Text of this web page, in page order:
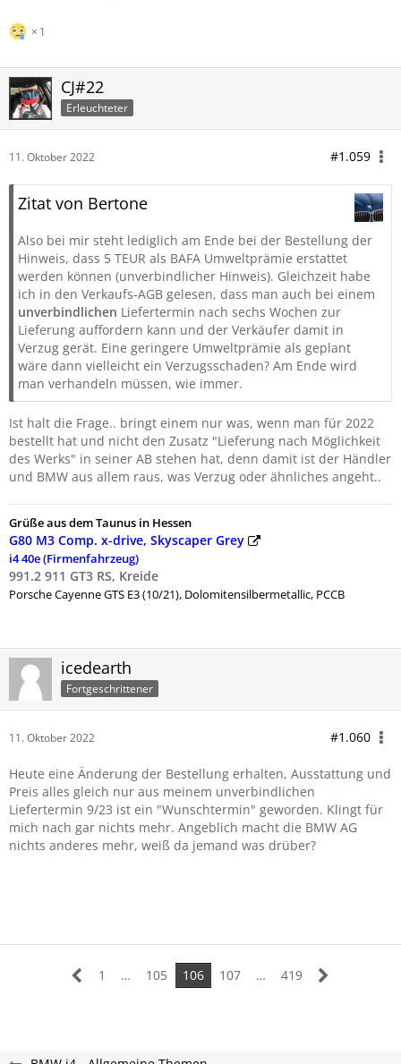
1
CJ#22
Erleuchteter
11. Oktober 2022 #1.059
Zitat von Bertone
Also bei mir steht lediglich am Ende bei der Bestellung der
Hinweis, dass 5 TEUR als BAFA Umweltprämie erstattet
werden können (unverbindlicher Hinweis). Gleichzeit habe
ich in den Verkaufs-AGB gelesen, dass man auch bei einem
unverbindlichen Liefertermin nach sechs Wochen zur
Lieferung auffordern kann und der Verkäufer damit in
Verzug gerät. Eine geringere Umweltprämie als geplant
wäre dann vielleicht ein Verzugsschaden? Am Ende wird
man verhandeln müssen, wie immer.
Ist halt die Frage.. bringt einem nur was, wenn man für 2022
bestellt hat und nicht den Zusatz "Lieferung nach Möglichkeit
des Werks" in seiner AB stehen hat, denn damit ist der Händler
und BMW aus allem raus, was Verzug oder ähnliches angeht..
Grüße aus dem Taunus in Hessen
G80 M3 Comp. x-drive, Skyscaper Grey
i4 40e (Firmenfahrzeug)
991.2 911 GT3 RS, Kreide
PorscheCayenne GTS E3 (10/21), Dolomitensilbermetallic, PCCB
icedearth
Fortgeschrittener
11. Oktober 2022 #1.060
Heute eine Änderung der Bestellung erhalten, Ausstattung und
Preis alles gleich nur aus meinem unverbindlichen
Liefertermin 9/23 ist ein "Wunschtermin" geworden. Klingt für
mich nach gar nichts mehr. Angeblich macht die BMW AG
nichts anderes mehr, weiß da jemand was drüber?
1 … 105 106 107 … 419